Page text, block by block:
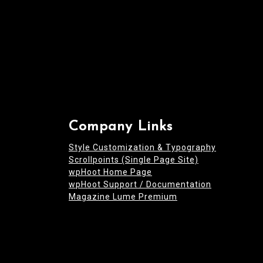
Company Links
Style Customization & Typography
Scrollpoints (Single Page Site)
wpHoot Home Page
wpHoot Support / Documentation
Magazine Lume Premium